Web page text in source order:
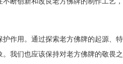
作用。通过探索老方佛牌的起源、
我们也应该保持对老方佛牌的敬畏